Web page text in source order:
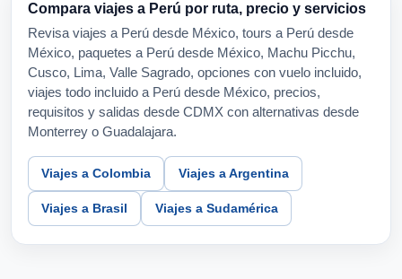
Compara viajes a Perú por ruta, precio y servicios
Revisa viajes a Perú desde México, tours a Perú desde
México, paquetes a Perú desde México, Machu Picchu,
Cusco, Lima, Valle Sagrado, opciones con vuelo incluido,
viajes todo incluido a Perú desde México, precios,
requisitos y salidas desde CDMX con alternativas desde
Monterrey o Guadalajara.
Viajes a Colombia Viajes a Argentina
Viajes a Brasil Viajes a Sudamérica